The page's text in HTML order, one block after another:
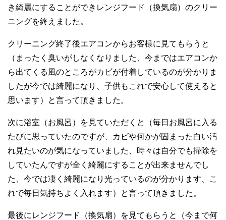
き綺麗にすることができレンジフード（換気扇）のクリー
ニングを終えました。
クリーニング終了後エアコンからお客様に見てもらうと
（まったく臭いがしなくなりました、今まではエアコンか
ら出てくる風のところがカビが付着しているのが分かりま
したが今では綺麗になり、子供もこれで安心して使えると
思います）と言って頂きました。
次に浴室（お風呂）を見ていただくと（毎日お風呂に入る
たびに思っていたのですが、カビや何かが固まった白い汚
れ見たいのが気になっていました、時々は自分でも掃除を
していたんですが全く綺麗にすることが出来ませんでし
た、今では凄く綺麗になり光っているのが分かります、こ
れで毎日気持ちよく入れます）と言って頂きました。
最後にレンジフード（換気扇）を見てもらうと（今まで何